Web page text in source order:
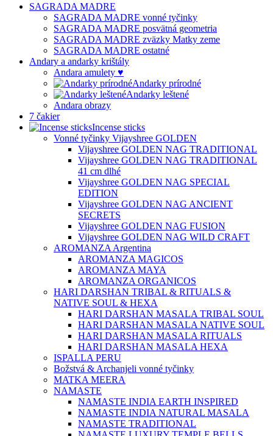
SAGRADA MADRE
SAGRADA MADRE vonné tyčinky
SAGRADA MADRE posvätná geometria
SAGRADA MADRE zväzky Matky zeme
SAGRADA MADRE ostatné
Andary a andarky krištály
Andara amulety ♥
Andarky prírodné
Andarky leštené
Andara obrazy
7 čakier
Incense sticks
Vonné tyčinky Vijayshree GOLDEN
Vijayshree GOLDEN NAG TRADITIONAL
Vijayshree GOLDEN NAG TRADITIONAL
41 cm dlhé
Vijayshree GOLDEN NAG SPECIAL
EDITION
Vijayshree GOLDEN NAG ANCIENT
SECRETS
Vijayshree GOLDEN NAG FUSION
Vijayshree GOLDEN NAG WILD CRAFT
AROMANZA Argentina
AROMANZA MAGICOS
AROMANZA MAYA
AROMANZA ORGANICOS
HARI DARSHAN TRIBAL & RITUALS &
NATIVE SOUL & HEXA
HARI DARSHAN MASALA TRIBAL SOUL
HARI DARSHAN MASALA NATIVE SOUL
HARI DARSHAN MASALA RITUALS
HARI DARSHAN MASALA HEXA
ISPALLA PERU
Božstvá & Archanjeli vonné tyčinky
MATKA MEERA
NAMASTE
NAMASTE INDIA EARTH INSPIRED
NAMASTE INDIA NATURAL MASALA
NAMASTE TRADITIONAL